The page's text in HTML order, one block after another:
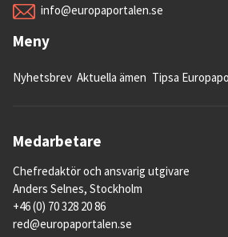
info@europaportalen.se
Meny
Nyhetsbrev Aktuella ämen Tipsa
Medarbetare
Chefredaktör och ansvarig utgivare
Anders Selnes, Stockholm
+46 (0) 70 328 20 86
red@europaportalen.se